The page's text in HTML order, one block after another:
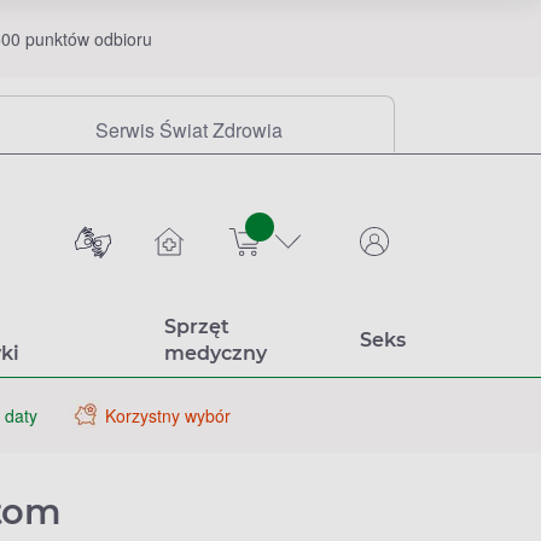
punktów odbioru
Serwis Świat Zdrowia
sztuk
Sprzęt
medyczny
Seks
daty Korzystny wybór